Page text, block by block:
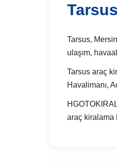
Tarsus,
ulaşım,
Tarsus araç
Havalimanı,
araç kiralama